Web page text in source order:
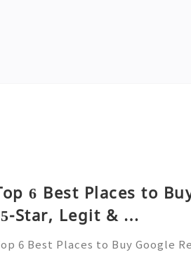
6 Best Places to
Star, Legit & …
6 Best Places to Buy Google